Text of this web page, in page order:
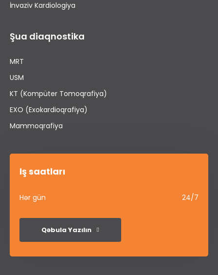
İnvaziv Kardiologiya
Şua diaqnostika
MRT
USM
KT (Kompüter Tomoqrafiya)
EXO (Exokardioqrafiya)
Mammoqrafiya
İş saatları
Hər gün 24/7
Qəbula Yazılın